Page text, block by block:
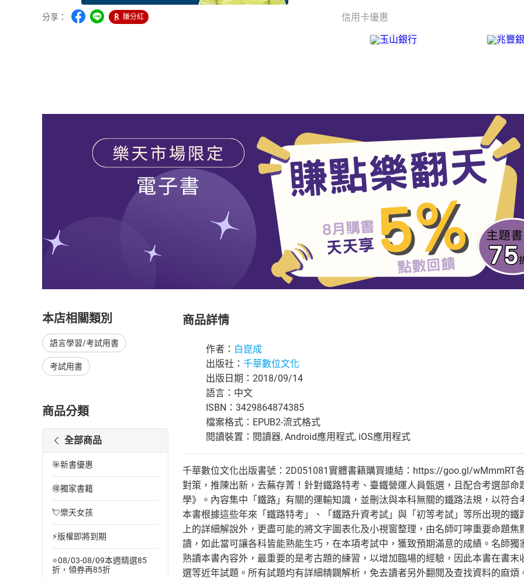
分享： 賺分紅 信用卡優惠
本店相關類別
語言學習/考試用書
考試用書
商品分類
全部商品
🎯新書優惠
🉐獨家書籍
💘樂天女孩
⚡版權即將到期
⭐08/03-08/09本週精選85
折，領券再85折
商品詳情
作者： 白崑成
出版社： 千華數位文化
出版日期：2018/09/14
語言：中文
ISBN：3429864874385
檔案格式：EPUB2-流式格式
閱讀裝置：閱讀器, Android應用程式, iOS應用程式
千華數位文化出版書號：2D051081實體書籍購買連結：https://goo.gl/wMmmRT
對策，推陳出新，去蕪存菁！針對鐵路特考、臺鐵營運人員甄選，且配合考選部
學》。內容集中「鐵路」有關的運輸知識，並刪汰與本科無關的鐵路法規，以符
本書根據這些年來「鐵路特考」、「鐵路升資考試」與「初等考試」等所出現的
上的詳細解說外，更盡可能的將文字圖表化及小視窗整理，由名師叮嚀重要命題
讀，如此當可讓各科皆能熟能生巧，在本項考試中，獲致預期滿意的成績。名師
熟讀本書內容外，最重要的是考古題的練習，以增加臨場的經驗，因此本書在書
選等近年試題。所有試題均有詳細精闢解析，免去讀者另外翻閱及查找資料的麻